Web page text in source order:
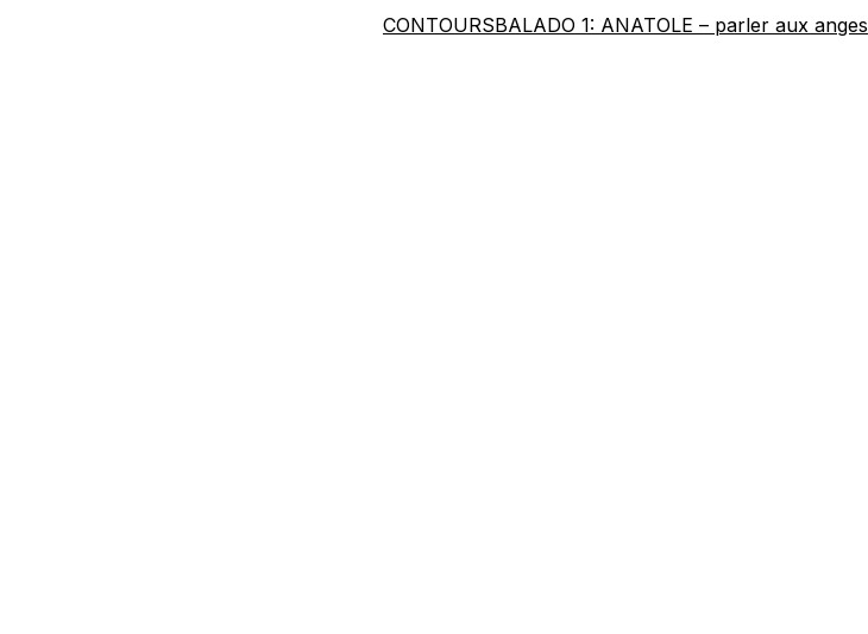
CONTOURSBALADO 1: ANATOLE – parler aux anges